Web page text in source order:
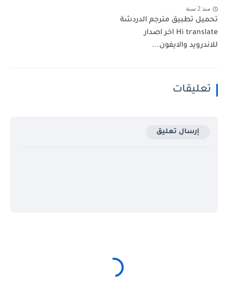
منذ 2 سنة
تحميل تطبيق مترجم الدردشة
Hi translate اخر اصدار
للاندرويد والايفون...
تعليقات
إرسال تعليق